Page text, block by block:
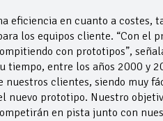
eficiencia en cuanto a costes,
los equipos cliente. “Con el
con prototipos”,
tiempo, entre los años 2000 y
nuestros clientes, siendo muy
prototipo. Nuestro
en pista junto con